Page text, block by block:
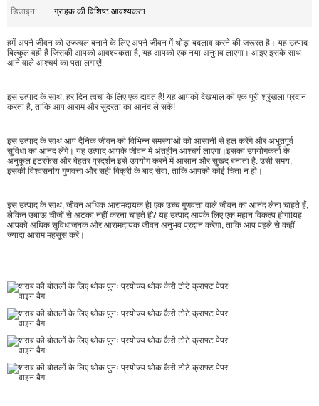
डिजाइन: ग्राहक की विशिष्ट आवश्यकता
हमें अपने जीवन को उज्ज्वल बनाने के लिए अपने जीवन में थोड़ा बदलाव करने की जरूरत है। यह उत्पाद
बिल्कुल वही है जिसकी आपको आवश्यकता है, यह आपको एक नया अनुभव लाएगा। आइए इसके साथ
आने वाले आश्चर्य का पता लगाएं!
इस उत्पाद के साथ, हर दिन त्वचा के लिए एक दावत है! यह आपको देखभाल की एक पूरी श्रृंखला प्रदान
करता है, ताकि आप आराम और सुंदरता का आनंद ले सकें!
इस उत्पाद के साथ आप दैनिक जीवन की विभिन्न समस्याओं को आसानी से हल करेंगे और अभूतपूर्व
सुविधा का आनंद लेंगे। यह उत्पाद आपके जीवन में अंतहीन आश्चर्य लाएगा।इसका उपयोगकर्ता के
अनुकूल इंटरफेस और बेहतर प्रदर्शन इसे उपयोग करने में आसान और सुखद बनाता है. उसी समय,
इसकी विश्वसनीय गुणवत्ता और सही बिक्री के बाद सेवा, ताकि आपको कोई चिंता न हो।
इस उत्पाद के साथ, जीवन अधिक आरामदायक है! एक उच्च गुणवत्ता वाले जीवन का आनंद लेना चाहते हैं,
लेकिन उबाऊ चीजों से अटका नहीं करना चाहते हैं? यह उत्पाद आपके लिए एक महान विकल्प होगा!यह
आपको अधिक सुविधाजनक और आरामदायक जीवन अनुभव प्रदान करेगा, ताकि आप पहले से कहीं
ज्यादा आराम महसूस करें।